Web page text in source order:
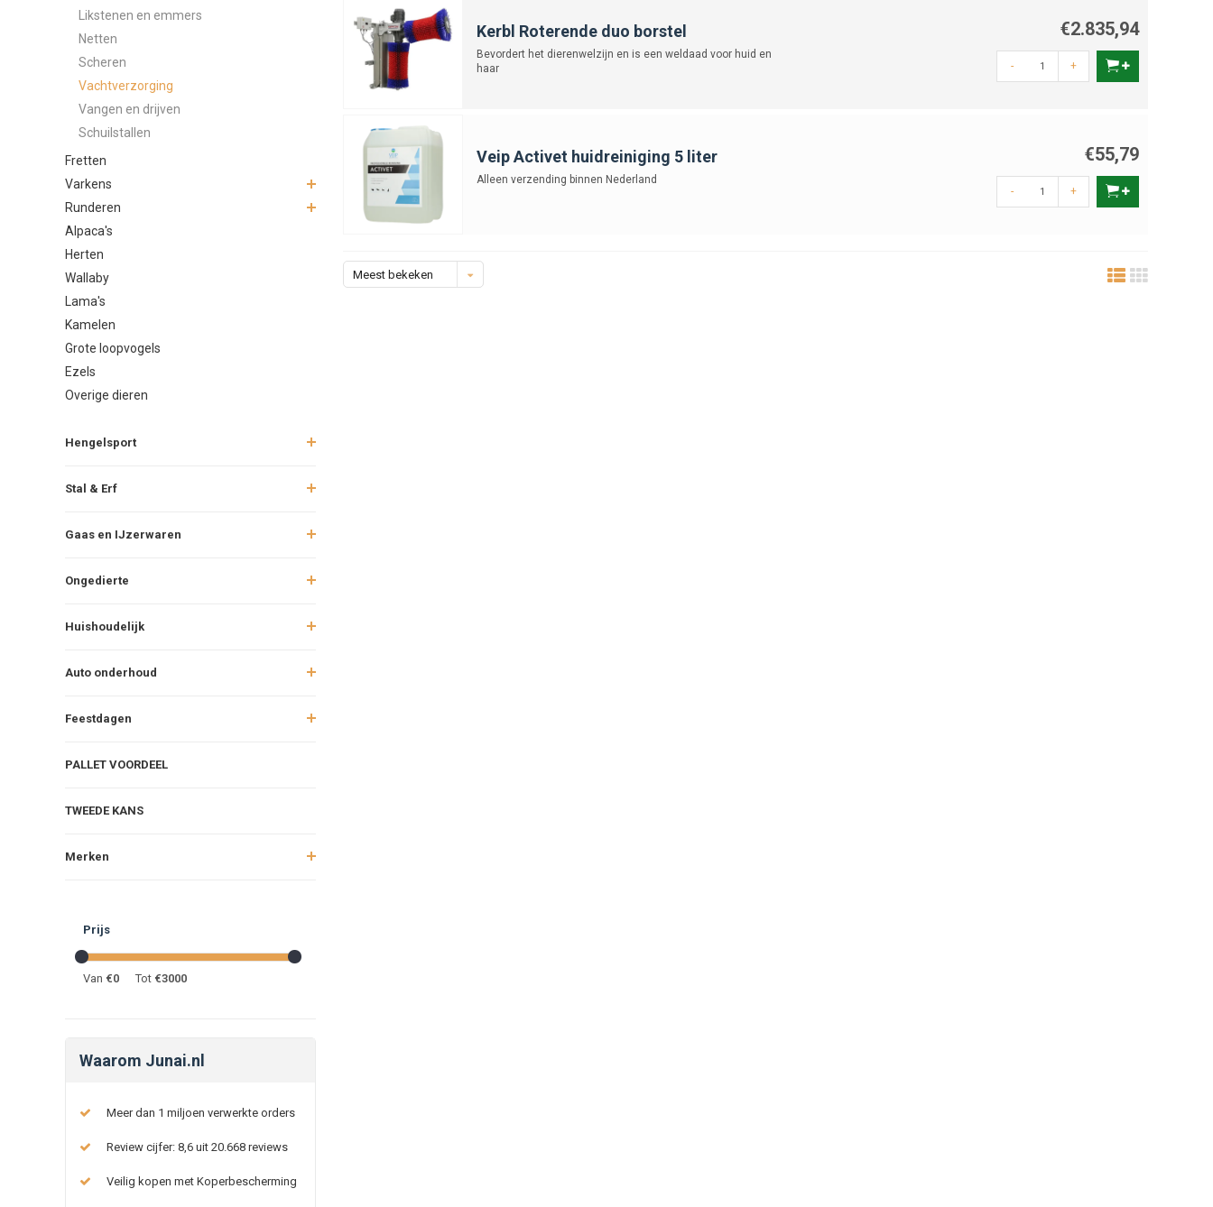
Likstenen en emmers
Netten
Scheren
Vachtverzorging
Vangen en drijven
Schuilstallen
Fretten
Varkens
Runderen
Alpaca's
Herten
Wallaby
Lama's
Kamelen
Grote loopvogels
Ezels
Overige dieren
Hengelsport
Stal & Erf
Gaas en IJzerwaren
Ongedierte
Huishoudelijk
Auto onderhoud
Feestdagen
PALLET VOORDEEL
TWEEDE KANS
Merken
Prijs
Van €0 Tot €3000
Waarom Junai.nl
Meer dan 1 miljoen verwerkte orders
Review cijfer: 8,6 uit 20.668 reviews
Veilig kopen met Koperbescherming
Kerbl Roterende duo borstel
Bevordert het dierenwelzijn en is een weldaad voor huid en
haar
€2.835,94
- +
Veip Activet huidreiniging 5 liter
Alleen verzending binnen Nederland
€55,79
- +
Meest bekeken